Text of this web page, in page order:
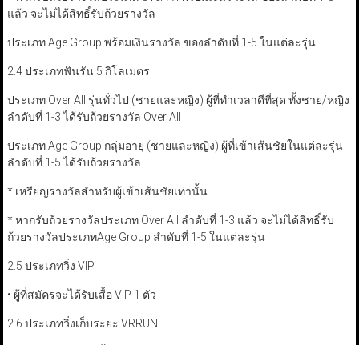
แล้ว จะไม่ได้สิทธิ์รับถ้วยรางวัล
ประเภท Age Group พร้อมเงินรางวัล ของลำดับที่ 1-5 ในแต่ละรุ่น
2.4 ประเภทฟันรัน 5 กิโลเมตร
ประเภท Over All รุ่นทั่วไป (ชายและหญิง) ผู้ที่ทำเวลาดีที่สุด ทั้งชาย/หญิง
ลำดับที่ 1-3 ได้รับถ้วยรางวัล Over All
ประเภท Age Group กลุ่มอายุ (ชายและหญิง) ผู้ที่เข้าเส้นชัยในแต่ละรุ่น
ลำดับที่ 1-5 ได้รับถ้วยรางวัล
* เหรียญรางวัลสำหรับผู้เข้าเส้นชัยเท่านั้น
* หากรับถ้วยรางวัลประเภท Over All ลำดับที่ 1-3 แล้ว จะไม่ได้สิทธิ์รับ
ถ้วยรางวัลประเภทAge Group ลำดับที่ 1-5 ในแต่ละรุ่น
2.5 ประเภทวิ่ง VIP
• ผู้ที่สมัครจะได้รับเสื้อ VIP 1 ตัว
2.6 ประเภทวิ่งเก็บระยะ VRRUN